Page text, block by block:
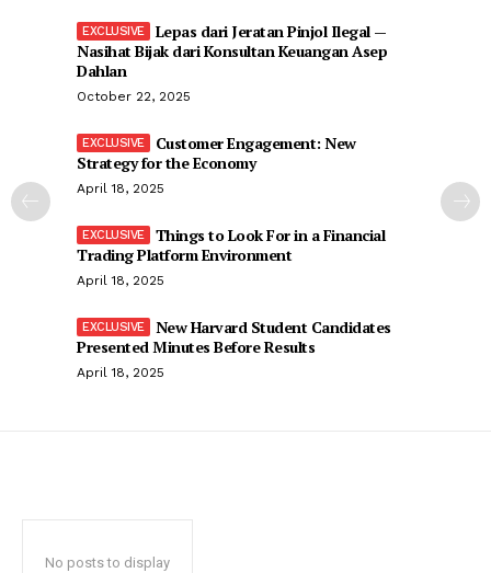
Lepas dari Jeratan Pinjol Ilegal —
Nasihat Bijak dari Konsultan Keuangan Asep
Dahlan
October 22, 2025
Customer Engagement: New
Strategy for the Economy
April 18, 2025
Things to Look For in a Financial
Trading Platform Environment
April 18, 2025
New Harvard Student Candidates
Presented Minutes Before Results
April 18, 2025
No posts to display